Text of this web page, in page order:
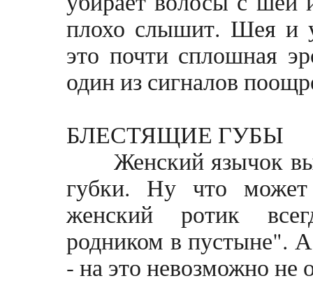
плохо слышит. Шея и
это почти сплошная
один из сигналов
БЛЕСТЯЩИЕ ГУБЫ
Женский язычок
губки. Ну что
женский ротик
родником в пустыне".
- на это невозможно не